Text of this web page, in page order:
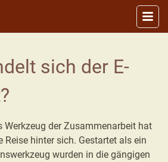
sich der E-
Werkzeug der Zusammenarbeit hat
Reise hinter sich. Gestartet als ein
wurden in die gängigen